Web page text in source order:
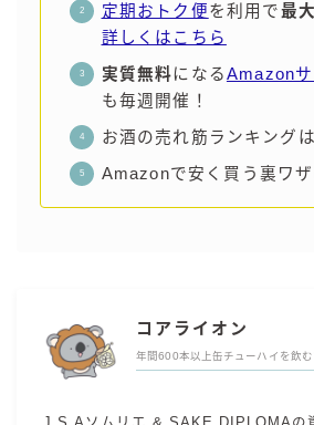
定期おトク便を利用で最
詳しくはこちら
実質無料になるAmazon
も毎週開催！
お酒の売れ筋ランキングは
Amazonで安く買う裏ワザ
コアライオン
年間600本以上缶チューハイを飲む